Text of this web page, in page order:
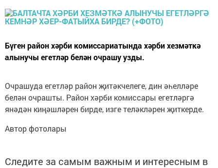
Бүген район хәрби комиссариатында хәрби хезмәткә
алынучы егетләр белән очрашу узды.
Очрашуда егетләр район җитәкчелеге, дин әһелләре
белән очрашты. Район хәрби комиссары егетләргә
янәдән киңәшләрен бирде, изге теләкләрен җиткерде.
Автор фотолары
Следите за самым важным и интересным в